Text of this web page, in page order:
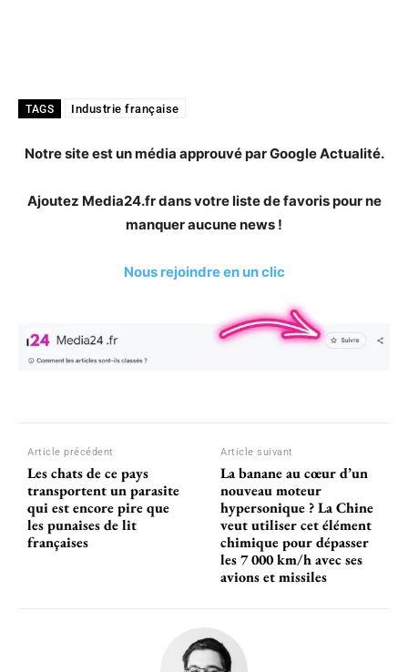
TAGS Industrie française
Notre site est un média approuvé par Google Actualité.
Ajoutez Media24.fr dans votre liste de favoris pour ne
manquer aucune news !
Nous rejoindre en un clic
Article précédent
Les chats de ce pays
transportent un parasite
qui est encore pire que
les punaises de lit
françaises
Article suivant
La banane au cœur d’un
nouveau moteur
hypersonique ? La Chine
veut utiliser cet élément
chimique pour dépasser
les 7 000 km/h avec ses
avions et missiles